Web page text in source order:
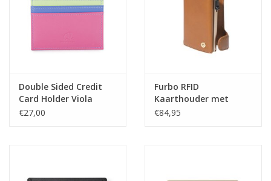
Double Sided Credit
Card Holder Viola
€27,00
Furbo RFID
Kaarthouder met
kleingeldvak Honing
€84,95